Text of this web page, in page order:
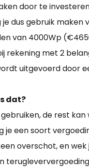
door te
dus gebruik maken
van 4000Wp
rekening met 2
uitgevoerd door
dat?
de rest
je een soort
overschot, en